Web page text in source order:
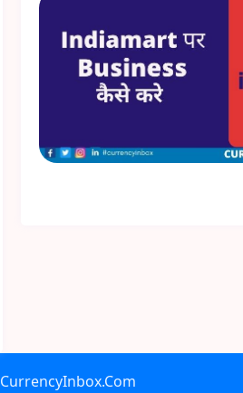
CurrencyInbox.Com